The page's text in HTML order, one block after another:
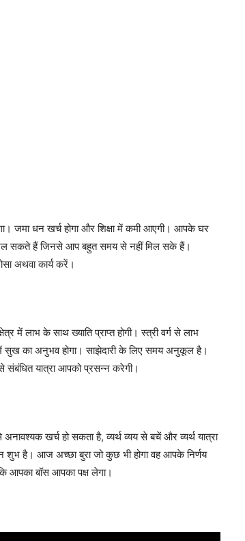
जमा धन खर्च होगा और शिक्षा में कमी आएगी। आपके घर
सकते हैं जिनसे आप बहुत समय से नहीं मिल सके हैं।
अथवा कार्य करें।
लाभ के साथ ख्याति प्राप्त होगी। स्त्री वर्ग से लाभ
में सुख का अनुभव होगा। साझेदारी के लिए समय अनुकूल है।
यात्रा आपको प्रसन्न करेगी।
खर्च हो सकता है, व्यर्थ व्यय से बचें और व्यर्थ यात्रा
दिन शुभ है। आज अच्छा बुरा जो कुछ भी होगा वह आपके निर्णय
आपका बॉस आपका पक्ष लेगा।